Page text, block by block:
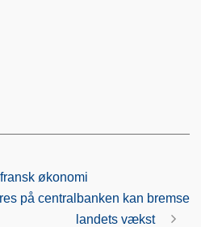
økonomi
på centralbanken kan bremse
landets vækst